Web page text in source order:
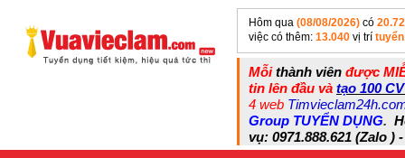
Hôm qua (08/08/2026) có
việc có thêm: 13.040 vị trí
Mỗithành viên được
tin lên đầu và tạo 100
4 web
Group TUYỂN DỤNG.
vụ: 0971.888.621 (Zalo )